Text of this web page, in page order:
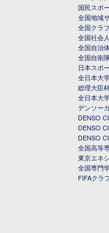
国民スポ
全国地域
全国クラ
全国社会
全国自治
全国自衛
日本スポ
全日本大
総理大臣
全日本大
デンソー
DENSO
DENSO
DENSO
全国高等
東京エネ
全国専門
FIFAクラ